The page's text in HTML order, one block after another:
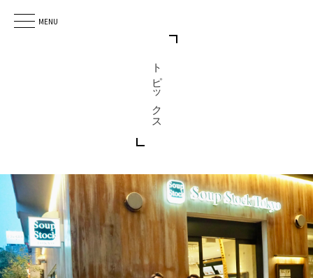
MENU
トピックス